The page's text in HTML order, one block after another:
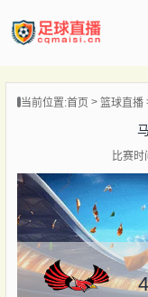
播
闻
当前位置:首页 篮球直播
比赛